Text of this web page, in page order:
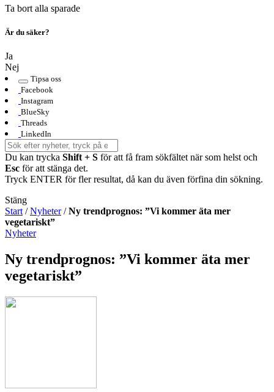
Ta bort alla sparade
Är du säker?
Ja
Nej
Tipsa oss
Facebook
Instagram
BlueSky
Threads
LinkedIn
Du kan trycka Shift + S för att få fram sökfältet när som helst och
Esc för att stänga det.
Tryck ENTER för fler resultat, då kan du även förfina din sökning.
Stäng
Start /Nyheter/Ny trendprognos: ”Vi kommer äta mer
vegetariskt”
Nyheter
Ny trendprognos: ”Vi kommer äta mer
vegetariskt”